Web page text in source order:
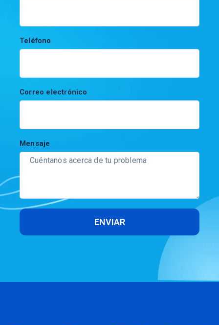
Teléfono
Correo electrónico
Mensaje
ENVIAR